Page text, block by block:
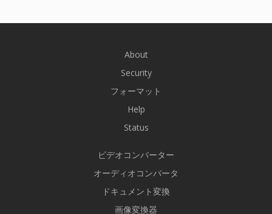
About
Security
フォーマット
Help
Status
ビデオコンバーター
オーディオコンバータ
ドキュメント変換
画像変換器